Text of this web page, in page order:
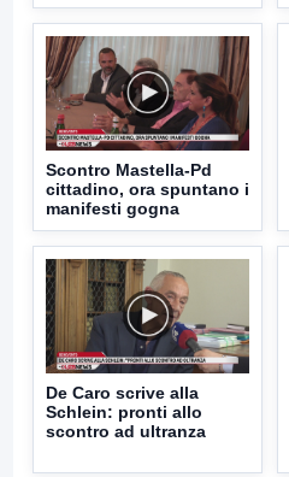
Scontro Mastella-Pd
cittadino, ora spuntano i
manifesti gogna
De Caro scrive alla
Schlein: pronti allo
scontro ad ultranza